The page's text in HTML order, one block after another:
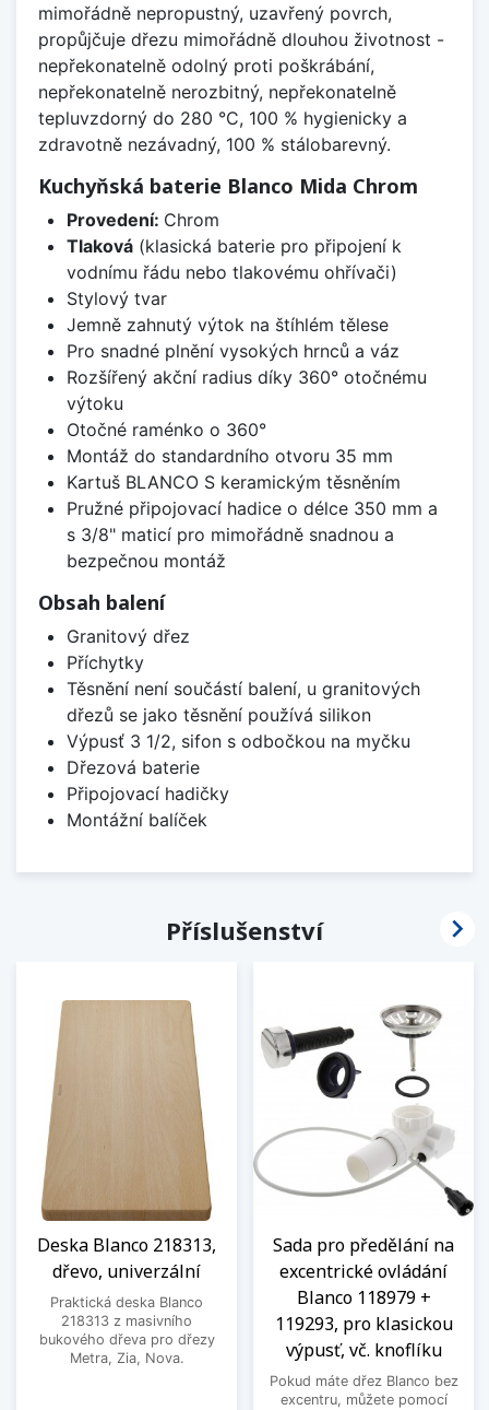
mimořádně nepropustný, uzavřený povrch,
propůjčuje dřezu mimořádně dlouhou životnost -
nepřekonatelně odolný proti poškrábání,
nepřekonatelně nerozbitný, nepřekonatelně
tepluvzdorný do 280 °C, 100 % hygienicky a
zdravotně nezávadný, 100 % stálobarevný.
Kuchyňská baterie Blanco Mida Chrom
Provedení: Chrom
Tlaková(klasická baterie pro připojení k
vodnímu řádu nebo tlakovému ohřívači)
Stylový tvar
Jemně zahnutý výtok na štíhlém tělese
Pro snadné plnění vysokých hrnců a váz
Rozšířený akční radius díky 360° otočnému
výtoku
Otočné raménko o 360°
Montáž do standardního otvoru 35 mm
Kartuš BLANCO S keramickým těsněním
Pružné připojovací hadice o délce 350 mm a
s 3/8" maticí pro mimořádně snadnou a
bezpečnou montáž
Obsah balení
Granitový dřez
Příchytky
Těsnění není součástí balení, u granitových
dřezů se jako těsnění používá silikon
Výpusť 3 1/2, sifon s odbočkou na myčku
Dřezová baterie
Připojovací hadičky
Montážní balíček
Příslušenství
Deska Blanco 218313,
dřevo, univerzální
Praktická deska Blanco
218313 z masivního
bukového dřeva pro dřezy
Metra, Zia, Nova.
Sada pro předělání na
excentrické ovládání
Blanco 118979 +
119293, pro klasickou
výpusť, vč. knoflíku
Pokud máte dřez Blanco bez
excentru, můžete pomocí
